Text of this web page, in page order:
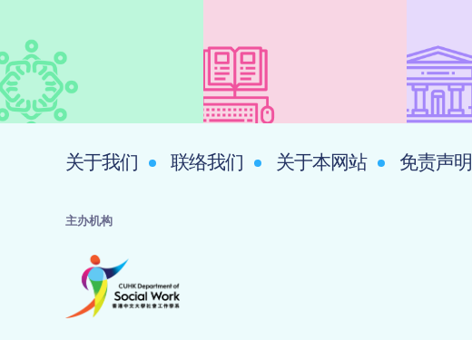
关于我们 联络我们 关于本网站 免责声明
主办机构